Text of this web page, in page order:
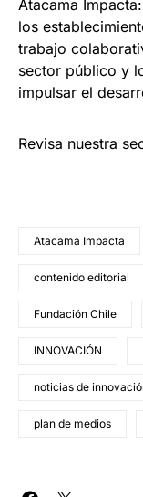
Atacama
los
trabajo
sector público y
impulsar el
Revisa nuestra
Atacama Impacta
contenido editorial
Fundación Chile
INNOVACIÓN
noticias de
plan de medios